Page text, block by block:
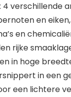
4 verschillende
en
en
rijke
in hoge
in een
een lichtere